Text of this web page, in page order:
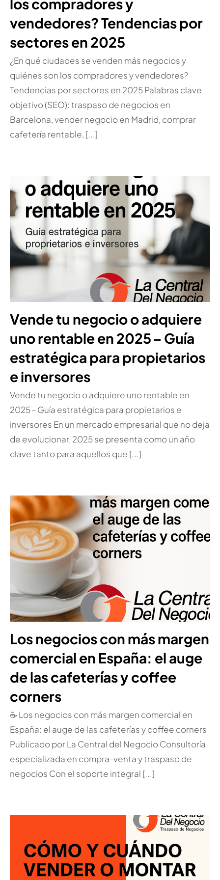
los compradores y
vendedores? Tendencias por
sectores en 2025
¿En qué ciudades se venden más negocios y
quiénes son los compradores y vendedores?
Tendencias por sectores en 2025 Palabras clave
objetivo (SEO): traspaso de negocios en
Barcelona, vender negocio en Madrid, comprar
cafetería rentable, [...]
Vende tu negocio o adquiere
uno rentable en 2025 – Guía
estratégica para propietarios
e inversores
Vende tu negocio o adquiere uno rentable en
2025 – Guía estratégica para propietarios e
inversores En un mercado empresarial que no deja
de evolucionar, 2025 se presenta como un año
clave tanto para aquellos que [...]
Los negocios con más margen
comercial en España: el auge
de las cafeterías y coffee
corners
☕ Los negocios con más margen comercial en
España: el auge de las cafeterías y coffee corners
Publicado por La Central del Negocio Consultoría
especializada en compra-venta y traspaso de
negocios Con el soporte integral [...]